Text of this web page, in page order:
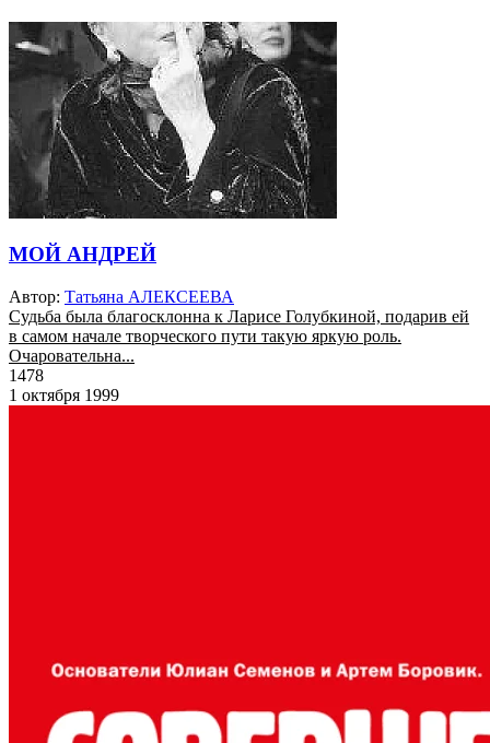
МОЙ АНДРЕЙ
Автор: Татьяна АЛЕКСЕЕВА
Судьба была благосклонна к Ларисе Голубкиной, подарив ей
в самом начале творческого пути такую яркую роль.
Очаровательна...
1478
1 октября 1999